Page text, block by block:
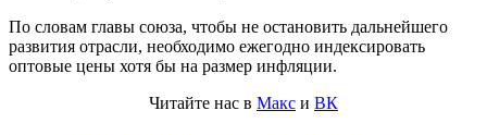
По словам главы союза, чтобы не остановить дальнейшего
развития отрасли, необходимо ежегодно индексировать
оптовые цены хотя бы на размер инфляции.
Читайте нас в Макс и ВК